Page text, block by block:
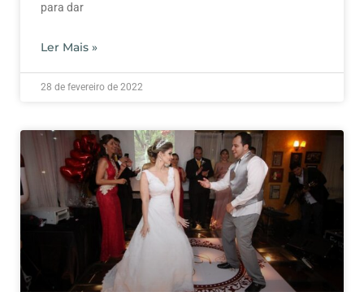
para dar
Ler Mais »
28 de fevereiro de 2022